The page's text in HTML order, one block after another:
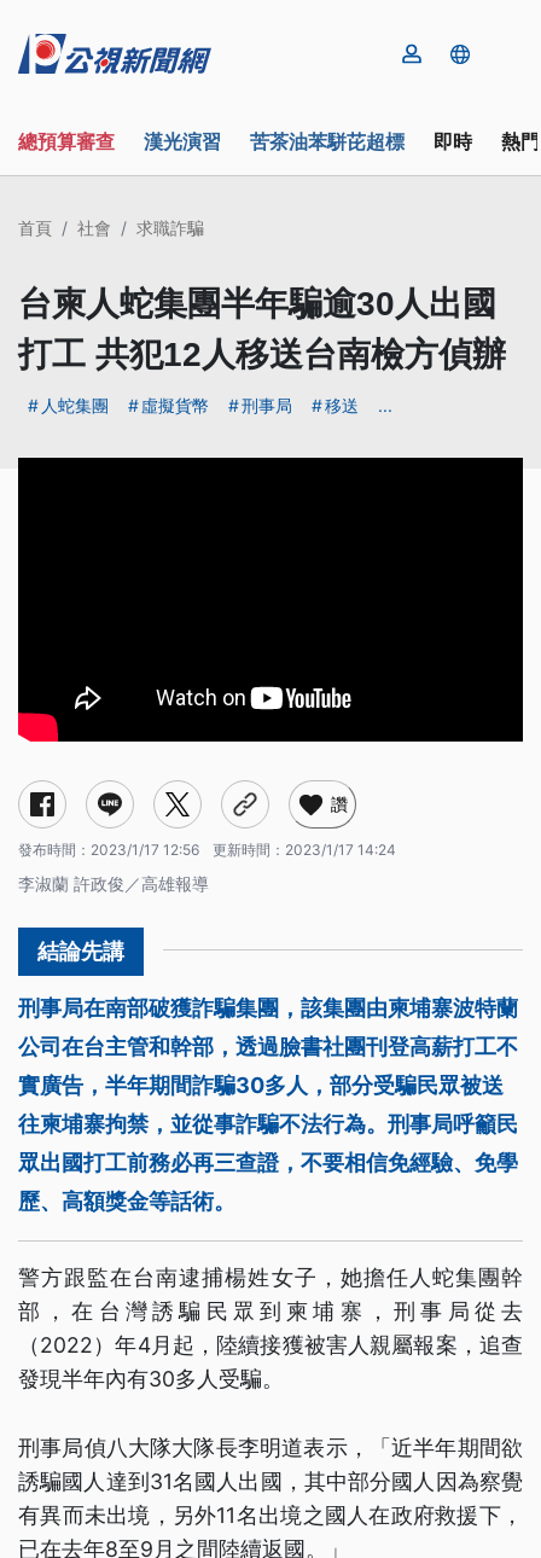
總預算審查 漢光演習 苦茶油苯駢芘超標 即時 熱
首頁 社會 求職詐騙
台柬人蛇集團半年騙逾30人出國
打工 共犯12人移送台南檢方偵辦
人蛇集團 虛擬貨幣 刑事局 移送 ...
讚
發布時間： 2023/1/17 12:56 更新時間： 2023/1/17 14:24
李淑蘭 許政俊／高雄報導
刑事局在南部破獲詐騙集團，該集團由柬埔寨波特蘭
公司在台主管和幹部，透過臉書社團刊登高薪打工不
實廣告，半年期間詐騙30多人，部分受騙民眾被送
往柬埔寨拘禁，並從事詐騙不法行為。刑事局呼籲民
眾出國打工前務必再三查證，不要相信免經驗、免學
歷、高額獎金等話術。
警方跟監在台南逮捕楊姓女子，她擔任人蛇集團幹
部，在台灣誘騙民眾到柬埔寨，刑事局從去
（2022）年4月起，陸續接獲被害人親屬報案，追查
發現半年內有30多人受騙。
刑事局偵八大隊大隊長李明道表示，「近半年期間欲
誘騙國人達到31名國人出國，其中部分國人因為察覺
有異而未出境，另外11名出境之國人在政府救援下，
已在去年8至9月之間陸續返國。」